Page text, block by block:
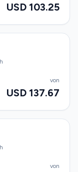
USD 103.25
von
USD 137.67
von